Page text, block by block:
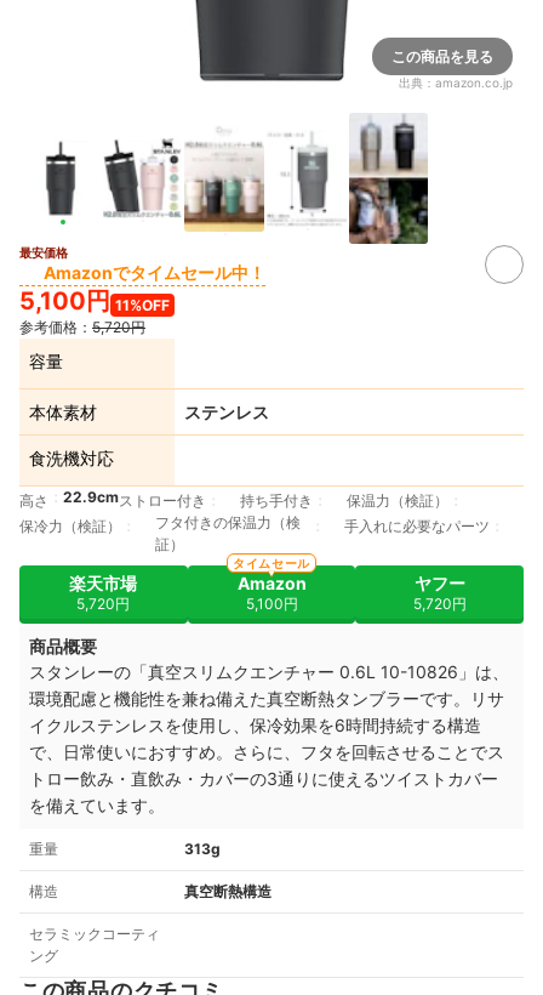
この商品を見る
出典： amazon.co.jp
最安価格
Amazonでタイムセール中！
5,100円 11%OFF
参考価格： 5,720円
容量
本体素材 ステンレス
食洗機対応
高さ 22.9cmストロー付き 持ち手付き
保温力（検証）
保冷力（検証）
フタ付きの保温力（検
証）
手入れに必要なパーツ
楽天市場
5,720円
Amazon
5,100円
タイムセール
ヤフー
5,720円
商品概要
スタンレーの「真空スリムクエンチャー 0.6L 10-10826」は、
環境配慮と機能性を兼ね備えた真空断熱タンブラーです。リサ
イクルステンレスを使用し、保冷効果を6時間持続する構造
で、日常使いにおすすめ。さらに、フタを回転させることでス
トロー飲み・直飲み・カバーの3通りに使えるツイストカバー
を備えています。
重量 313g
構造 真空断熱構造
セラミックコーティ
ング